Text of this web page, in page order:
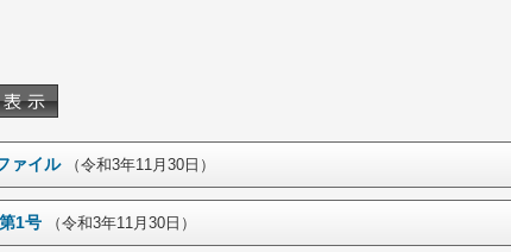
ァイル （令和3年11月30日）
1号 （令和3年11月30日）